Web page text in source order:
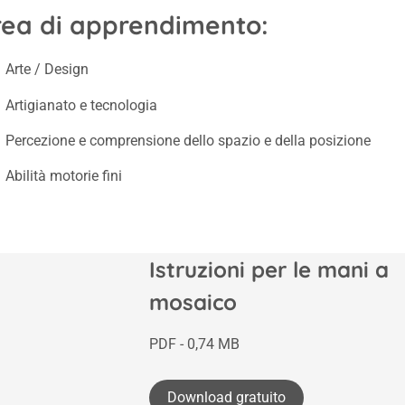
di apprendimento:
Arte / Design
Artigianato e tecnologia
Percezione e comprensione dello spazio e della posizione
Abilità motorie fini
Istruzioni per le mani a
mosaico
PDF - 0,74 MB
Download gratuito